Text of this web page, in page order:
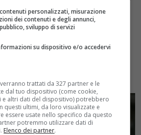
2026
Gerry Scotti e La Ruota
prime time estivo di Canale 5,
il debutto di Enrico Pa
personalizzati, misurazione
dei contenuti e degli annunci,
sviluppo di servizi
su dispositivo e/o accedervi
trattati da 327 partner e le
dal tuo dispositivo (come cookie,
e altri dati del dispositivo) potrebbero
questi ultimi, da loro visualizzate e
essere usate nello specifico da questo
potremmo utilizzare dati di
Elenco dei partner.